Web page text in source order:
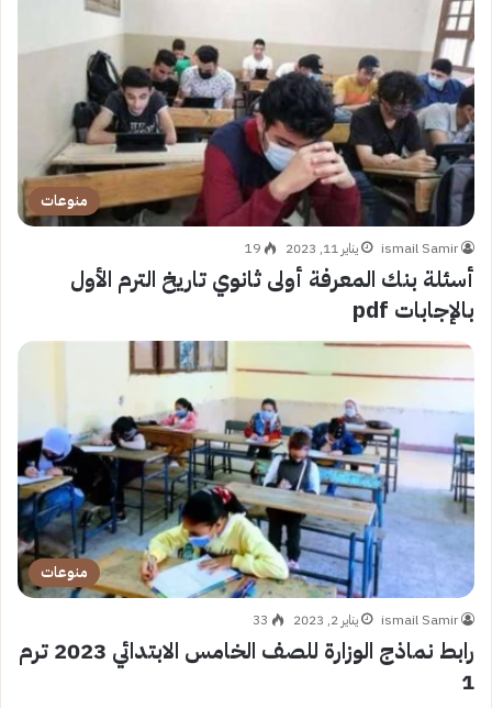
منوعات
ismail Samir يناير 11, 2023 19
أسئلة بنك المعرفة أولى ثانوي تاريخ الترم الأول
بالإجابات pdf
منوعات
ismail Samir يناير 2, 2023 33
رابط نماذج الوزارة للصف الخامس الابتدائي 2023 ترم
1